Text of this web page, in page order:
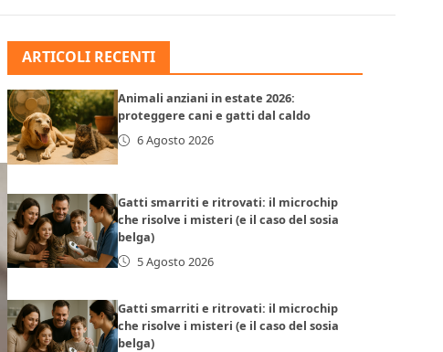
ARTICOLI RECENTI
Animali anziani in estate 2026:
proteggere cani e gatti dal caldo
6 Agosto 2026
Gatti smarriti e ritrovati: il microchip
che risolve i misteri (e il caso del sosia
belga)
5 Agosto 2026
Gatti smarriti e ritrovati: il microchip
che risolve i misteri (e il caso del sosia
belga)